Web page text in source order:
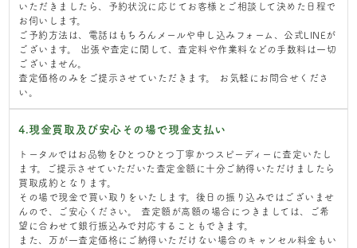
いただきましたら、予約状況に応じてお客様とご相談して決めた日程で
お伺いします。
ご予約方法は、電話はもちろんメールや申し込みフォーム、公式LINEが
ございます。 出張や査定に関して、査定料や作業料などの手数料は一切
ございません。
査定価格のみをご提示させていただきます。 お気軽にお問合せくださ
い。
4.現金買取及び安心その場で現金支払い
トータルではお品物をひとつひとつ丁寧かつスピーディーに査定いたし
ます。ご提示させていただいた査定金額に十分ご納得いただけましたら
買取成約となります。
その場で現金で買い取りをいたします。後日の振り込みではございませ
んので、ご安心ください。 査定額が高額の場合につきましては、ご希
望に合わせて銀行振込みで対応することもできます。
また、万が一査定価格にご納得いただけない場合のキャンセル料金もい